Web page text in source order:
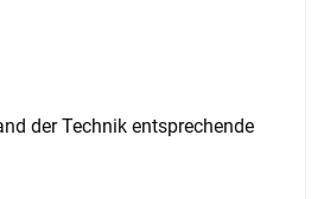
der Technik entsprechende